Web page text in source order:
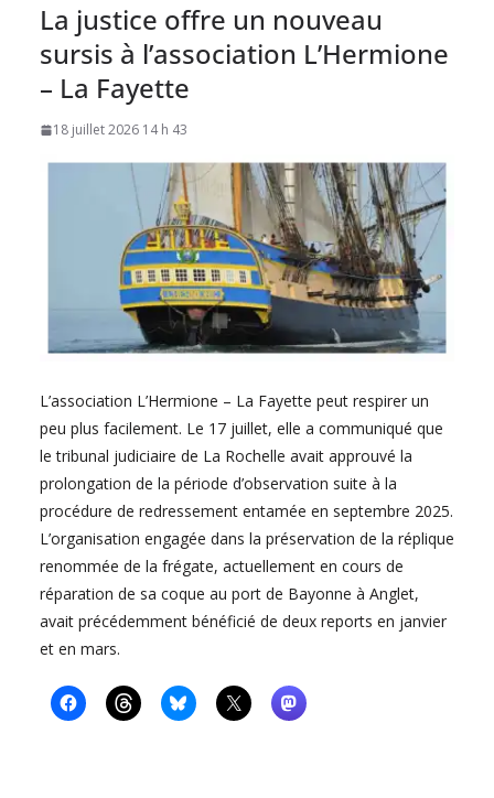
La justice offre un nouveau
sursis à l’association L’Hermione
– La Fayette
18 juillet 2026 14 h 43
L’association L’Hermione – La Fayette peut respirer un
peu plus facilement. Le 17 juillet, elle a communiqué que
le tribunal judiciaire de La Rochelle avait approuvé la
prolongation de la période d’observation suite à la
procédure de redressement entamée en septembre 2025.
L’organisation engagée dans la préservation de la réplique
renommée de la frégate, actuellement en cours de
réparation de sa coque au port de Bayonne à Anglet,
avait précédemment bénéficié de deux reports en janvier
et en mars.